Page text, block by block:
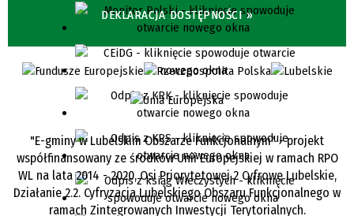
DEKLARACJA DOSTĘPNOŚCI »
"E-gminy w Lubelskim Obszarze Funkcjonalnym" - projekt
współfinansowany ze środków Unii Europejskiej w ramach RPO
WL na lata 2014 - 2020, Osi Priorytetowej 2 Cyfrowe Lubelskie,
Działanie 2.2. Cyfryzacja Lubelskiego Obszaru Funkcjonalnego w
ramach Zintegrowanych Inwestycji Terytorialnych.